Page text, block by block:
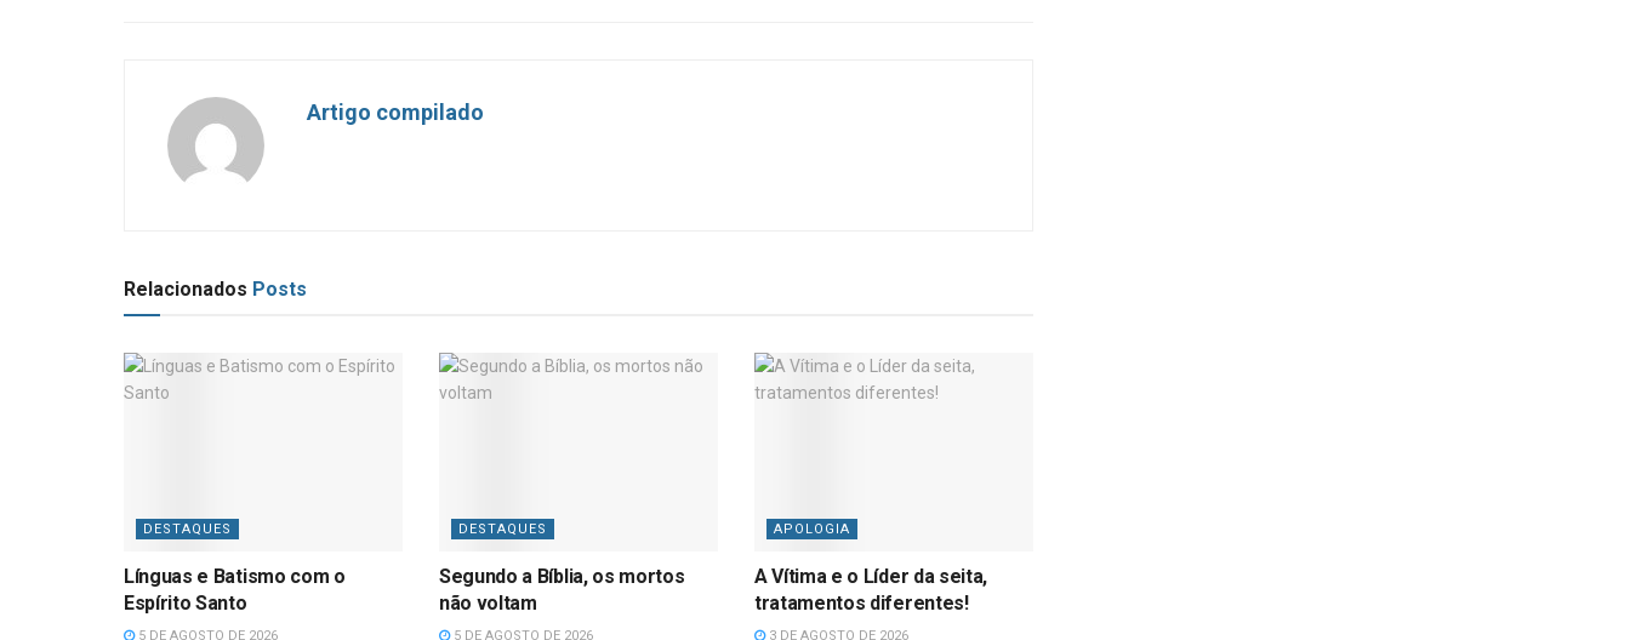
Artigo compilado
Relacionados Posts
DESTAQUES
Línguas e Batismo com o
Espírito Santo
5 DE AGOSTO DE 2026
DESTAQUES
Segundo a Bíblia, os mortos
não voltam
5 DE AGOSTO DE 2026
APOLOGIA
A Vítima e o Líder da seita,
tratamentos diferentes!
3 DE AGOSTO DE 2026